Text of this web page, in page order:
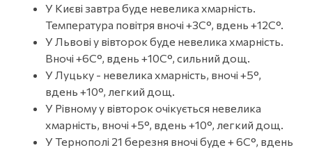
У Києві завтра буде невелика хмарність.
Температура повітря вночі +3С°, вдень +12С°.
У Львові у вівторок буде невелика хмарність.
Вночі +6С°, вдень +10С°, сильний дощ.
У Луцьку - невелика хмарність, вночі +5°,
вдень +10°, легкий дощ.
У Рівному у вівторок очікується невелика
хмарність, вночі +5°, вдень +10°, легкий дощ.
У Тернополі 21 березня вночі буде + 6С°, вдень